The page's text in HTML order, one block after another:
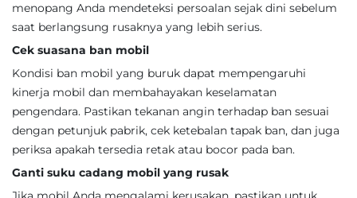
menopang Anda mendeteksi persoalan sejak dini sebelum
saat berlangsung rusaknya yang lebih serius.
Cek suasana ban mobil
Kondisi ban mobil yang buruk dapat mempengaruhi
kinerja mobil dan membahayakan keselamatan
pengendara. Pastikan tekanan angin terhadap ban sesuai
dengan petunjuk pabrik, cek ketebalan tapak ban, dan juga
periksa apakah tersedia retak atau bocor pada ban.
Ganti suku cadang mobil yang rusak